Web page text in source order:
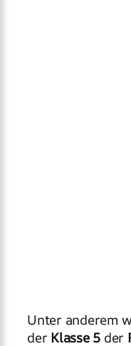
Unter anderem
der Klasse 5 der